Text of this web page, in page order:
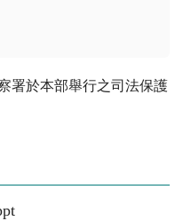
署於本部舉行之司法保護